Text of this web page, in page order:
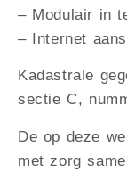
– Modulair in
– Internet
Kadastrale
sectie C,
De op deze
met zorg